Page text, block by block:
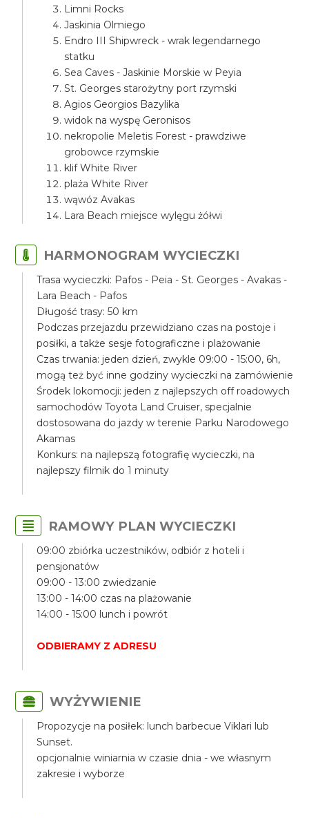
Limni Rocks
Jaskinia Olmiego
Endro III Shipwreck - wrak legendarnego
statku
Sea Caves - Jaskinie Morskie w Peyia
St. Georges starożytny port rzymski
Agios Georgios Bazylika
widok na wyspę Geronisos
nekropolie Meletis Forest - prawdziwe
grobowce rzymskie
klif White River
plaża White River
wąwóz Avakas
Lara Beach miejsce wylęgu żółwi
HARMONOGRAM WYCIECZKI
Trasa wycieczki: Pafos - Peia - St. Georges - Avakas -
Lara Beach - Pafos
Długość trasy: 50 km
Podczas przejazdu przewidziano czas na postoje i
posiłki, a także sesje fotograficzne i plażowanie
Czas trwania: jeden dzień, zwykle 09:00 - 15:00, 6h,
mogą też być inne godziny wycieczki na zamówienie
Środek lokomocji: jeden z najlepszych off roadowych
samochodów Toyota Land Cruiser, specjalnie
dostosowana do jazdy w terenie Parku Narodowego
Akamas
Konkurs: na najlepszą fotografię wycieczki, na
najlepszy filmik do 1 minuty
RAMOWY PLAN WYCIECZKI
09:00 zbiórka uczestników, odbiór z hoteli i
pensjonatów
09:00 - 13:00 zwiedzanie
13:00 - 14:00 czas na plażowanie
14:00 - 15:00 lunch i powrót
ODBIERAMY Z ADRESU
WYŻYWIENIE
Propozycje na posiłek: lunch barbecue Viklari lub
Sunset.
opcjonalnie winiarnia w czasie dnia - we własnym
zakresie i wyborze